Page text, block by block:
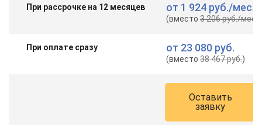
При рассрочке на 12 месяцев от 1 924 руб./мес.
(вместо3 206 руб./мес.
При оплате сразу от 23 080 руб.
(вместо38 467 руб.)
Оставить
заявку